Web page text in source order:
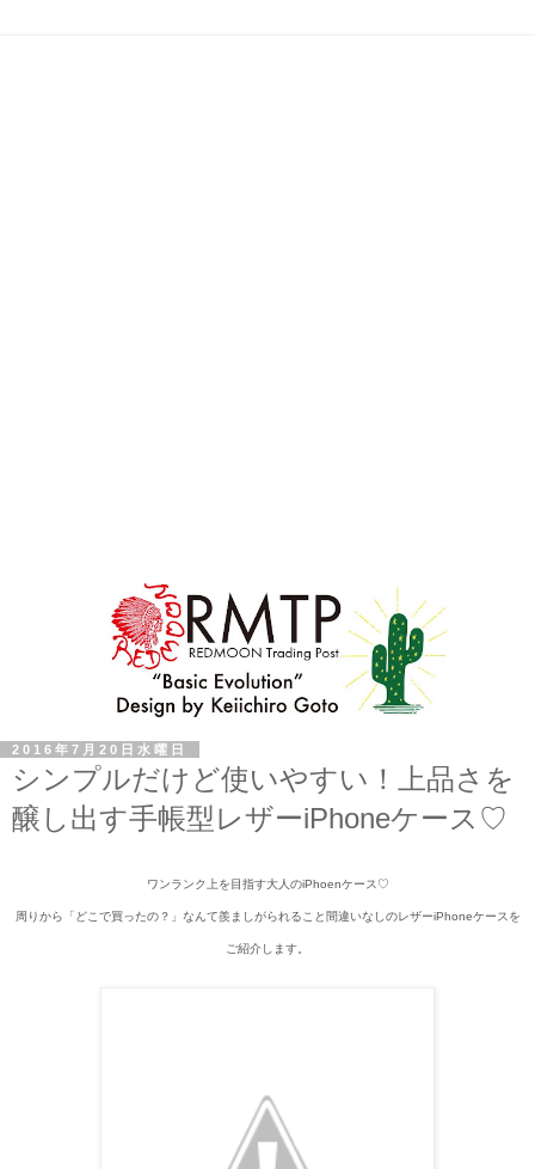
2016年7月20日水曜日
シンプルだけど使いやすい！上品さを
醸し出す手帳型レザーiPhoneケース♡
ワンランク上を目指す大人のiPhoenケース♡
周りから「どこで買ったの？」なんて羨ましがられること間違いなしのレザーiPhoneケースを
ご紹介します。